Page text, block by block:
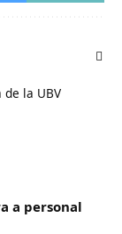
de la UBV
a personal